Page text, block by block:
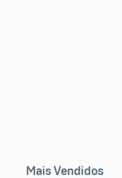
Mais Vendidos